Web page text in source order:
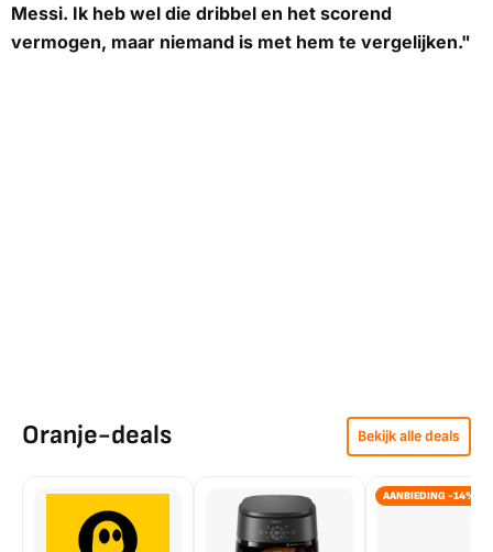
Messi. Ik heb wel die dribbel en het scorend
vermogen, maar niemand is met hem te vergelijken."
Oranje-deals Bekijk alle deals
AANBIEDING -14%